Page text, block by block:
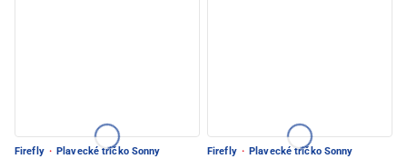
Firefly · Plavecké tričko Sonny
Firefly · Plavecké tričko Sonny